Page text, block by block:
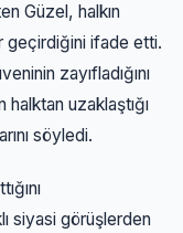
Güzel, halkın
geçirdiğini ifade etti.
zayıfladığını
uzaklaştığı
söyledi.
siyasi görüşlerden